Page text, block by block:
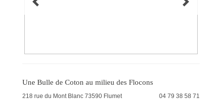
Une Bulle de Coton au milieu des Flocons
218 rue du Mont Blanc 73590 Flumet 04 79 38 58 71